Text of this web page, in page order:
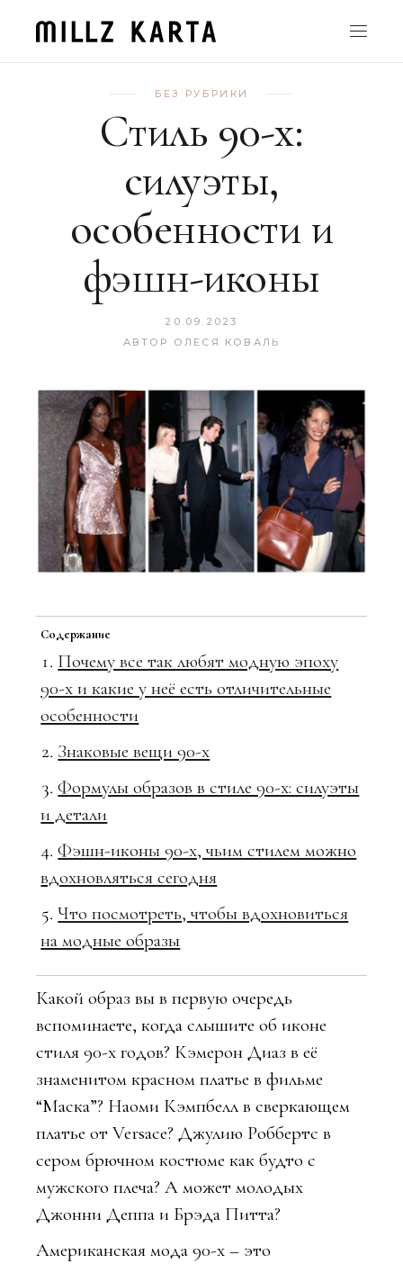
БЕЗ РУБРИКИ
Стиль 90-х:
силуэты,
особенности и
фэшн-иконы
20.09.2023
АВТОР
ОЛЕСЯ КОВАЛЬ
Содержание
Почему все так любят модную эпоху
90-х и какие у неё есть отличительные
особенности
Знаковые вещи 90-х
Формулы образов в стиле 90-х: силуэты
и детали
Фэшн-иконы 90-х, чьим стилем можно
вдохновляться сегодня
Что посмотреть, чтобы вдохновиться
на модные образы
Какой образ вы в первую очередь
вспоминаете, когда слышите об иконе
стиля 90-х годов? Кэмерон Диаз в её
знаменитом красном платье в фильме
“Маска”? Наоми Кэмпбелл в сверкающем
платье от Versace? Джулию Роббертс в
сером брючном костюме как будто с
мужского плеча? А может молодых
Джонни Деппа и Брэда Питта?
Американская мода 90-х – это